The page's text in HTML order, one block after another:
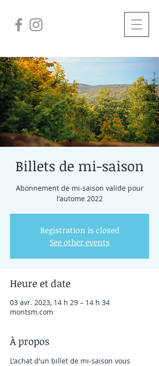
Billets de mi-saison
Abonnement de mi-saison valide pour
l'autome 2022
Registration is closed
See other events
Heure et date
03 avr. 2023, 14 h 29 – 14 h 34
montsm.com
À propos
L'achat d'un billet de mi-saison vous